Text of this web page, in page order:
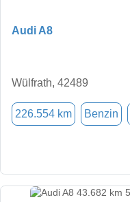
Audi A8
Wülfrath, 42489
226.554 km Benzin